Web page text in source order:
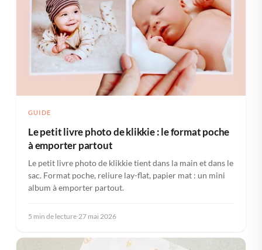
GUIDE
Le petit livre photo de klikkie tient dans la main et dans le
sac. Format poche, reliure lay-flat, papier mat : un mini
album à emporter partout.
5 min de lecture·27 mai 2026
Le petit livre photo de klikkie : le format poche
à emporter partout